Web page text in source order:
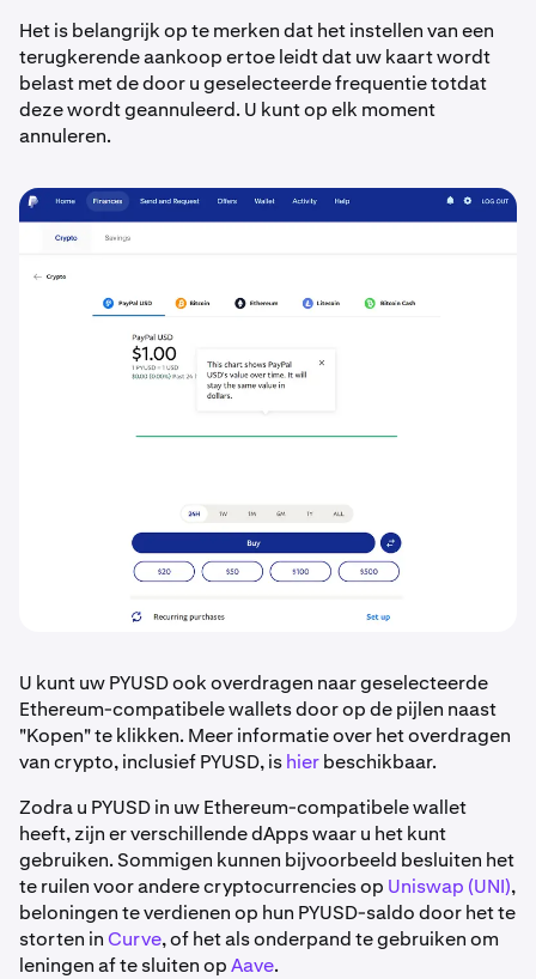
Het is belangrijk op te merken dat het instellen van een
terugkerende aankoop ertoe leidt dat uw kaart wordt
belast met de door u geselecteerde frequentie totdat
deze wordt geannuleerd. U kunt op elk moment
annuleren.
U kunt uw PYUSD ook overdragen naar geselecteerde
Ethereum-compatibele wallets door op de pijlen naast
"Kopen" te klikken. Meer informatie over het overdragen
van crypto, inclusief PYUSD, ishierbeschikbaar.
Zodra u PYUSD in uw Ethereum-compatibele wallet
heeft, zijn er verschillende dApps waar u het kunt
gebruiken. Sommigen kunnen bijvoorbeeld besluiten het
te ruilen voor andere cryptocurrencies op Uniswap (UNI),
beloningen te verdienen op hun PYUSD-saldo door het te
storten in Curve, of het als onderpand te gebruiken om
leningen af te sluiten opAave.